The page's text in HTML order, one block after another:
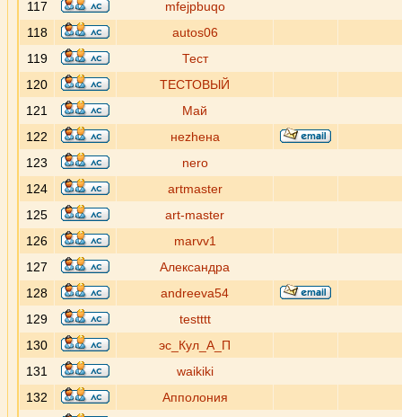
117
mfejpbuqo
118
autos06
119
Тест
120
ТЕСТОВЫЙ
121
Май
122
неzhена
123
nero
124
artmaster
125
art-master
126
marvv1
127
Александра
128
andreeva54
129
testttt
130
эс_Кул_А_П
131
waikiki
132
Апполония